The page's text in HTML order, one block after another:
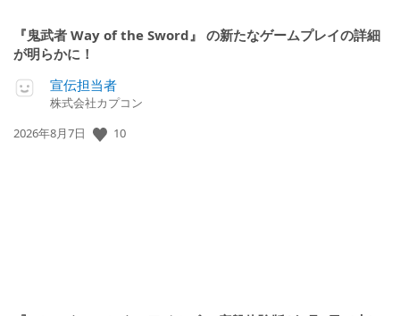
『鬼武者 Way of the Sword』 の新たなゲームプレイの詳細
が明らかに！
宣伝担当者
株式会社カプコン
公
2026年8月7日 10